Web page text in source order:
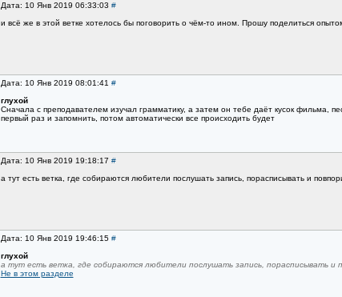
Дата: 10 Янв 2019 06:33:03 #
и всё же в этой ветке хотелось бы поговорить о чём-то ином. Прошу поделиться
Дата: 10 Янв 2019 08:01:41 #
глухой
Сначала с преподавателем изучал грамматику, а затем он тебе даёт кусок фильма,
первый раз и запомнить, потом автоматически все происходить будет
Дата: 10 Янв 2019 19:18:17 #
а тут есть ветка, где собираются любители послушать запись, порасписывать и
Дата: 10 Янв 2019 19:46:15 #
глухой
а тут есть ветка, где собираются любители послушать запись, порасписывать и
Не в этом разделе